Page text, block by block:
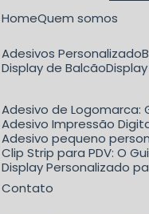
Home Quem somos
Adesivos Personalizado
Display de Balcão
Adesivo de
Adesivo Impressão
Adesivo pequeno
Clip Strip para PDV: O
Display Personalizado
Contato